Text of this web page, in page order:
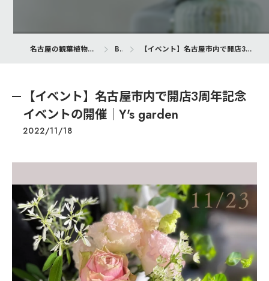
名古屋の観葉植物専門店ならY’s garden Blog 【イベント】名古屋市内で開店3周年記念イベントの開催｜Y's garden
【イベント】名古屋市内で開店3周年記念
イベントの開催｜Y's garden
2022/11/18